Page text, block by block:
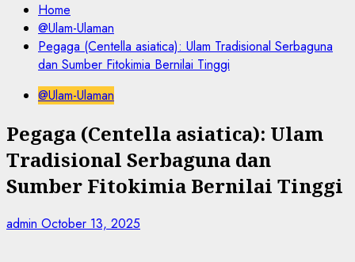
Home
@Ulam-Ulaman
Pegaga (Centella asiatica): Ulam Tradisional Serbaguna
dan Sumber Fitokimia Bernilai Tinggi
@Ulam-Ulaman
Pegaga (Centella asiatica): Ulam
Tradisional Serbaguna dan
Sumber Fitokimia Bernilai Tinggi
admin October 13, 2025